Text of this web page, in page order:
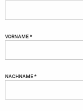
VORNAME *
NACHNAME *